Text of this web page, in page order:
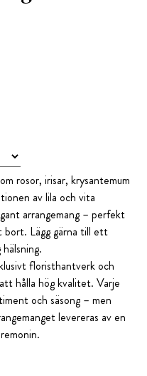
rosor, irisar, krysantemum
av lila och vita
arrangemang – perfekt
bort. Lägg gärna till ett
floristhantverk och
hålla hög kvalitet. Varje
och säsong – men
levereras av en